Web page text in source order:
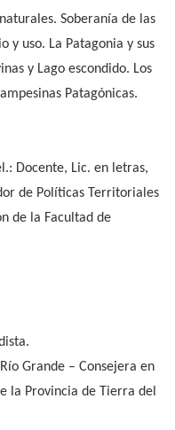
Soberanía de las
y uso. La Patagonia y sus
y Lago escondido. Los
Patagónicas.
Docente, Lic. en letras,
de Políticas Territoriales
de la Facultad de
Grande – Consejera en
la Provincia de Tierra del